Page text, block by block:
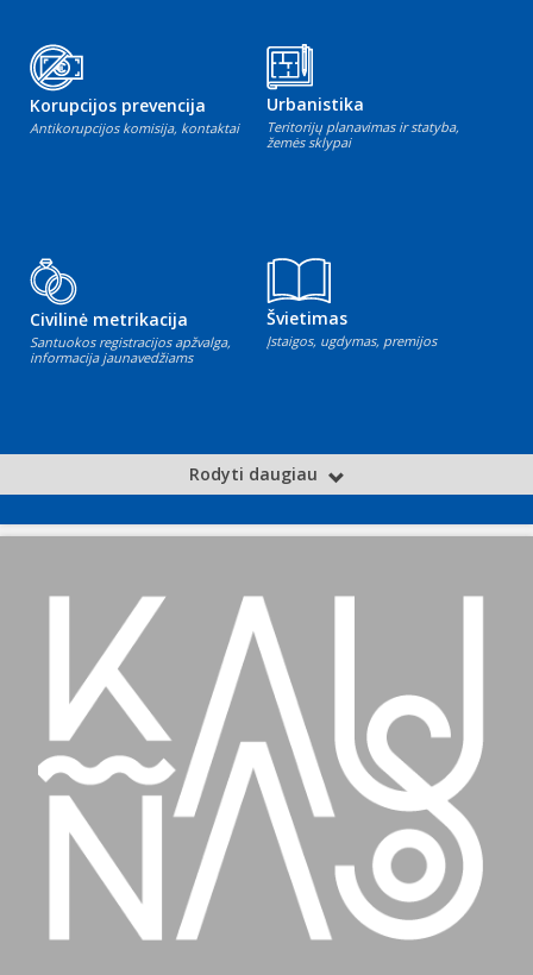
Korupcijos prevencija
Antikorupcijos komisija, kontaktai
Urbanistika
Teritorijų planavimas ir statyba,
žemės sklypai
Civilinė metrikacija
Santuokos registracijos apžvalga,
informacija jaunavedžiams
Švietimas
Įstaigos, ugdymas, premijos
Rodyti daugiau